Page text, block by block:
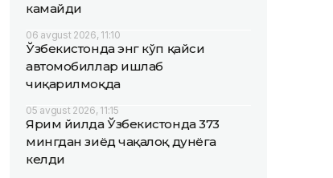
камайди
06 avgust 2026, 11:10
Ўзбекистонда энг кўп қайси
автомобиллар ишлаб
чиқарилмоқда
05 avgust 2026, 11:15
Ярим йилда Ўзбекистонда 373
мингдан зиёд чақалоқ дунёга
келди